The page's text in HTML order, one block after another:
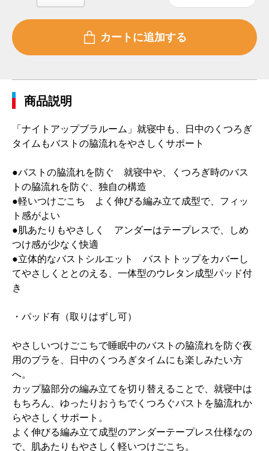
商品説明
「ナイトアップブラルーム」就寝中も、日中のくつろぎ
タイムもバストの脇流れをやさしくサポート
●バストの脇流れを防ぐ 就寝中や、くつろぎ時のバス
トの脇流れを防ぐ、独自の構造
●軽いつけごこち よく伸びる編み立て成型で、フィッ
ト感がよい
●肌あたりもやさしく アンダーはテープレスで、しめ
つけ感が少なく快適
●立体的なバストシルエット バストトップをカバーし
てやさしくととのえる、一体型のウレタン成型パッド付
き
・パッド有（取りはずし可）
やさしいつけごこちで睡眠中のバストの脇流れを防ぐ夜
用のブラを、日中のくつろぎタイムにも楽しみたい方
へ。
カップ脇部分の編み立てを切り替えることで、就寝中は
もちろん、ゆったりおうちでくつろぐバストを脇流れか
らやさしくサポート。
よく伸びる編み立て成型のアンダーテープレス仕様なの
で、肌あたりもやさしく軽いつけごこち。